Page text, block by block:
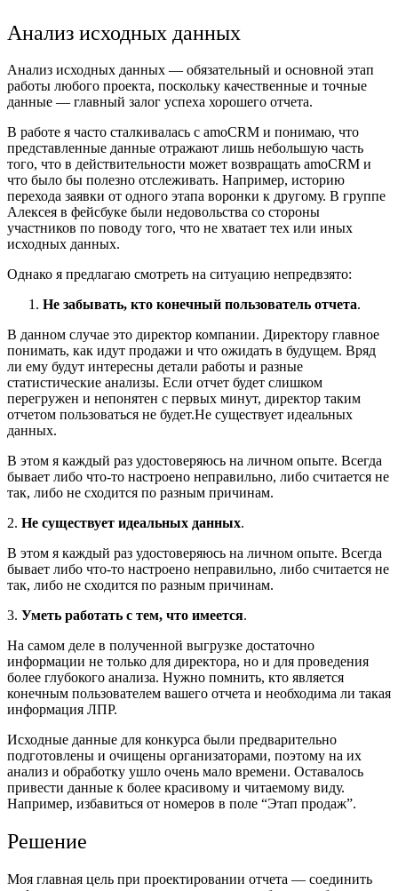
Анализ исходных данных
Анализ исходных данных — обязательный и основной этап
работы любого проекта, поскольку качественные и точные
данные — главный залог успеха хорошего отчета.
В работе я часто сталкивалась с amoCRM и понимаю, что
представленные данные отражают лишь небольшую часть
того, что в действительности может возвращать amoCRM и
что было бы полезно отслеживать. Например, историю
перехода заявки от одного этапа воронки к другому. В группе
Алексея в фейсбуке были недовольства со стороны
участников по поводу того, что не хватает тех или иных
исходных данных.
Однако я предлагаю смотреть на ситуацию непредвзято:
Не забывать, кто конечный пользователь отчета.
В данном случае это директор компании. Директору главное
понимать, как идут продажи и что ожидать в будущем. Вряд
ли ему будут интересны детали работы и разные
статистические анализы. Если отчет будет слишком
перегружен и непонятен с первых минут, директор таким
отчетом пользоваться не будет.Не существует идеальных
данных.
В этом я каждый раз удостоверяюсь на личном опыте. Всегда
бывает либо что-то настроено неправильно, либо считается не
так, либо не сходится по разным причинам.
2. Не существует идеальных данных.
В этом я каждый раз удостоверяюсь на личном опыте. Всегда
бывает либо что-то настроено неправильно, либо считается не
так, либо не сходится по разным причинам.
3. Уметь работать с тем, что имеется.
На самом деле в полученной выгрузке достаточно
информации не только для директора, но и для проведения
более глубокого анализа. Нужно помнить, кто является
конечным пользователем вашего отчета и необходима ли такая
информация ЛПР.
Исходные данные для конкурса были предварительно
подготовлены и очищены организаторами, поэтому на их
анализ и обработку ушло очень мало времени. Оставалось
привести данные к более красивому и читаемому виду.
Например, избавиться от номеров в поле “Этап продаж”.
Решение
Моя главная цель при проектировании отчета — соединить